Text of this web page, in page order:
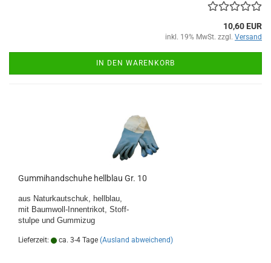
10,60 EUR
inkl. 19% MwSt. zzgl. Versand
IN DEN WARENKORB
Gummihandschuhe hellblau Gr. 10
aus Naturkautschuk, hellblau,
mit Baumwoll-Innentrikot, Stoff-
stulpe und Gummizug
Lieferzeit: ca. 3-4 Tage (Ausland abweichend)